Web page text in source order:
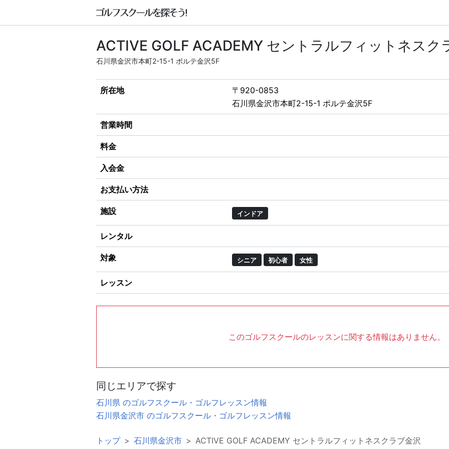
ACTIVE GOLF ACADEMY セントラルフィットネスク
石川県金沢市本町2-15-1 ポルテ金沢5F
所在地
〒920-0853
石川県金沢市本町2-15-1 ポルテ金沢5F
営業時間
料金
入会金
お支払い方法
施設 インドア
レンタル
対象 シニア 初心者 女性
レッスン
このゴルフスクールのレッスンに関する情報はありません。
同じエリアで探す
石川県 のゴルフスクール・ゴルフレッスン情報
石川県金沢市 のゴルフスクール・ゴルフレッスン情報
トップ 石川県金沢市 ACTIVE GOLF ACADEMY セントラルフィットネスクラブ金沢